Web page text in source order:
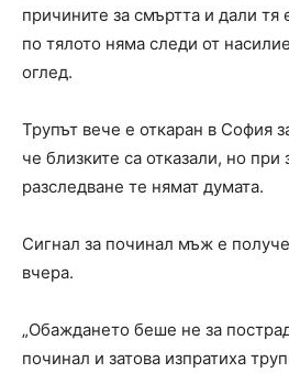
причините за смъртта и дали тя
по тялото няма следи от
оглед.
Трупът вече е откаран в София
че близките са отказали, но при
разследване те нямат думата.
Сигнал за починал мъж е
вчера.
„Обаждането беше не за
починал и затова изпратиха